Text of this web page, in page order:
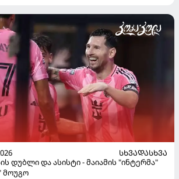
ᲡᲮᲕᲐᲓᲐᲡᲮᲕᲐ
დუბლი და ასისტი - მაიამის "ინტერმა"
მოუგო